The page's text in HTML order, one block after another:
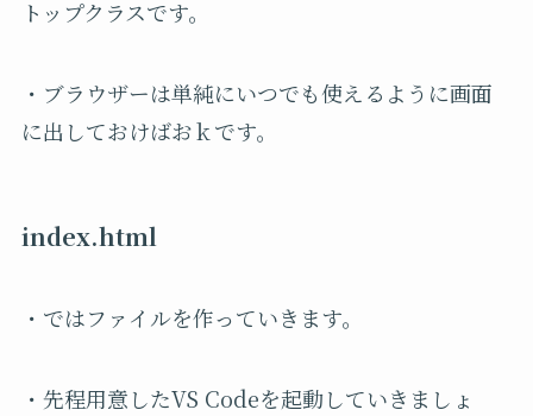
トップクラスです。
・ブラウザーは単純にいつでも使えるように画面
に出しておけばおｋです。
index.html
・ではファイルを作っていきます。
・先程用意したVS Codeを起動していきましょ